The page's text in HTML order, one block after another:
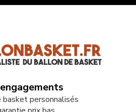
basket personnalisés